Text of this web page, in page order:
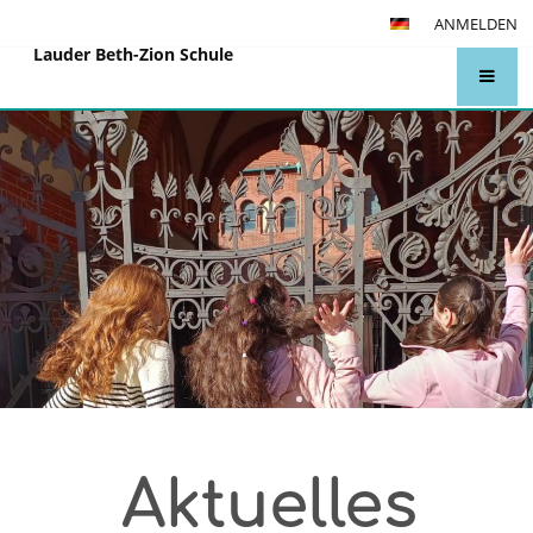
ANMELDEN
Lauder Beth-Zion Schule
Startseite
Aktuelle Informationen für Eltern und
Aktuelles